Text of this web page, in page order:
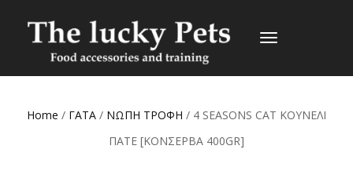
TOGGLE
Home / ΓΑΤΑ / ΝΩΠΗ ΤΡΟΦΗ / 4 SEASONS CAT ΚΟΥΝΕΛΙ
ΠΑΤΕ [ΚΟΝΣΕΡΒΑ 400GR]